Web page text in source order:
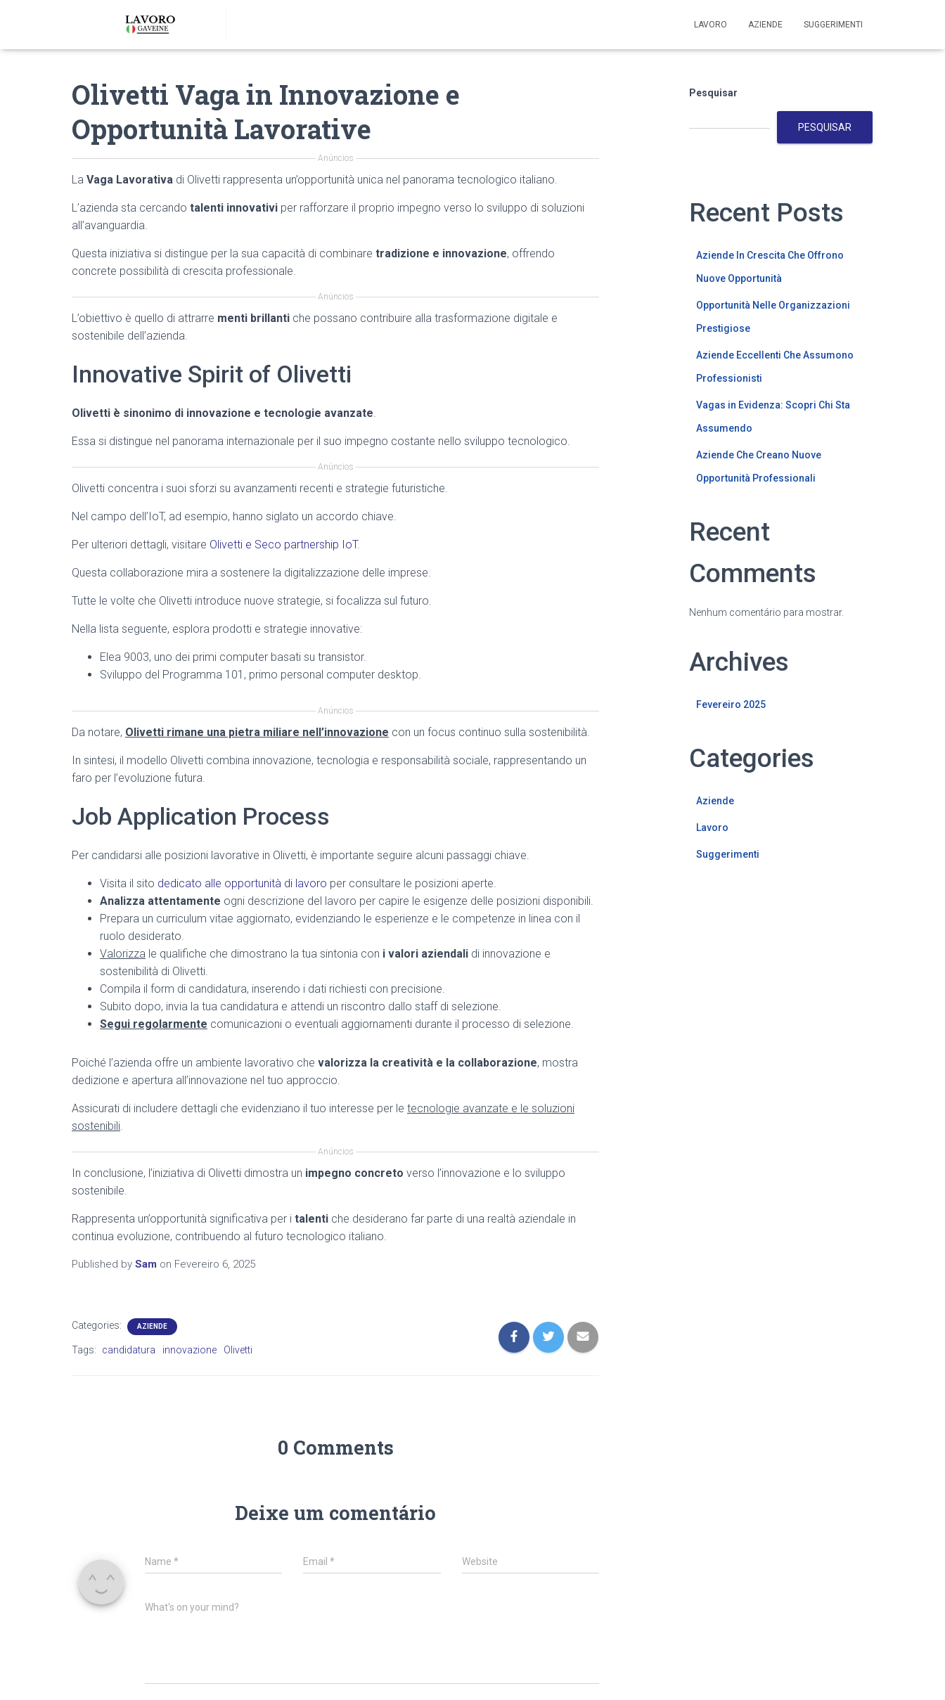
LAVORO AZIENDE SUGGERIMENTI
Olivetti Vaga in Innovazione e
Opportunità Lavorative
Anúncios
La Vaga Lavorativa di Olivetti rappresenta un’opportunità unica nel panorama tecnologico italiano.
L’azienda sta cercando talenti innovativi per rafforzare il proprio impegno verso lo sviluppo di soluzioni
all’avanguardia.
Questa iniziativa si distingue per la sua capacità di combinare tradizione e innovazione, offrendo
concrete possibilità di crescita professionale.
Anúncios
L’obiettivo è quello di attrarre menti brillanti che possano contribuire alla trasformazione digitale e
sostenibile dell’azienda.
Innovative Spirit of Olivetti
Olivetti è sinonimo di innovazione e tecnologie avanzate.
Essa si distingue nel panorama internazionale per il suo impegno costante nello sviluppo tecnologico.
Anúncios
Olivetti concentra i suoi sforzi su avanzamenti recenti e strategie futuristiche.
Nel campo dell’IoT, ad esempio, hanno siglato un accordo chiave.
Per ulteriori dettagli, visitare Olivetti e Seco partnership IoT.
Questa collaborazione mira a sostenere la digitalizzazione delle imprese.
Tutte le volte che Olivetti introduce nuove strategie, si focalizza sul futuro.
Nella lista seguente, esplora prodotti e strategie innovative:
Elea 9003, uno dei primi computer basati su transistor.
Sviluppo del Programma 101, primo personal computer desktop.
Anúncios
Da notare, Olivetti rimane una pietra miliare nell’innovazione con un focus continuo sulla sostenibilità.
In sintesi, il modello Olivetti combina innovazione, tecnologia e responsabilità sociale, rappresentando un
faro per l’evoluzione futura.
Job Application Process
Per candidarsi alle posizioni lavorative in Olivetti, è importante seguire alcuni passaggi chiave.
Visita il sito dedicato alle opportunità di lavoro per consultare le posizioni aperte.
Analizza attentamente ogni descrizione del lavoro per capire le esigenze delle posizioni disponibili.
Prepara un curriculum vitae aggiornato, evidenziando le esperienze e le competenze in linea con il
ruolo desiderato.
Valorizza le qualifiche che dimostrano la tua sintonia con i valori aziendali di innovazione e
sostenibilità di Olivetti.
Compila il form di candidatura, inserendo i dati richiesti con precisione.
Subito dopo, invia la tua candidatura e attendi un riscontro dallo staff di selezione.
Segui regolarmente comunicazioni o eventuali aggiornamenti durante il processo di selezione.
Poiché l’azienda offre un ambiente lavorativo che valorizza la creatività e la collaborazione, mostra
dedizione e apertura all’innovazione nel tuo approccio.
Assicurati di includere dettagli che evidenziano il tuo interesse per le tecnologie avanzate e le soluzioni
sostenibili.
Anúncios
In conclusione, l’iniziativa di Olivetti dimostra un impegno concreto verso l’innovazione e lo sviluppo
sostenibile.
Rappresenta un’opportunità significativa per i talenti che desiderano far parte di una realtà aziendale in
continua evoluzione, contribuendo al futuro tecnologico italiano.
Published by Sam on Fevereiro 6, 2025
Categories: AZIENDE
Tags: candidatura innovazione Olivetti
0 Comments
Deixe um comentário
Name * Email* Website
What's on your mind?
Pesquisar
PESQUISAR
Recent Posts
Aziende In Crescita Che Offrono
Nuove Opportunità
Opportunità Nelle Organizzazioni
Prestigiose
Aziende Eccellenti Che Assumono
Professionisti
Vagas in Evidenza: Scopri Chi Sta
Assumendo
Aziende Che Creano Nuove
Opportunità Professionali
Recent
Comments
Nenhum comentário para mostrar.
Archives
Fevereiro 2025
Categories
Aziende
Lavoro
Suggerimenti